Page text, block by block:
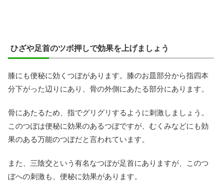
ひざや足首のツボ押しで効果を上げましょう
膝にも便秘に効くつぼがあります。膝のお皿部分から指四本
分下がった辺りにあり、骨の外側にあたる部分にあります。
骨にあたるため、指でグリグリするように刺激しましょう。
このつぼは便秘に効果のあるつぼですが、むくみなどにも効
果のある万能のつぼだと言われています。
また、三陰交という有名なつぼが足首にありますが、このつ
ぼへの刺激も、便秘に効果があります。